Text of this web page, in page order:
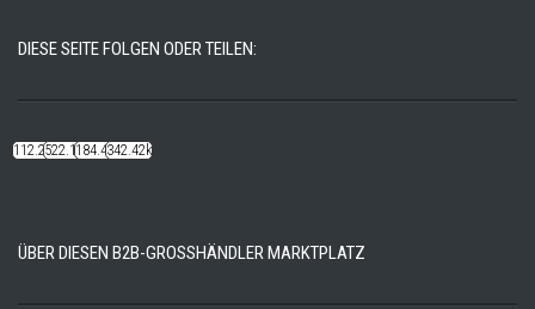
DIESE SEITE FOLGEN ODER TEILEN:
112.22k522.14k184.48k342.42k
ÜBER DIESEN B2B-GROSSHÄNDLER MARKTPLATZ